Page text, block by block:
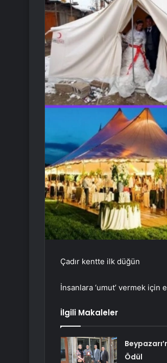
Çadır kentte ilk düğün
İnsanlara ‘umut’ vermek için
İlgili Makaleler
Ödül